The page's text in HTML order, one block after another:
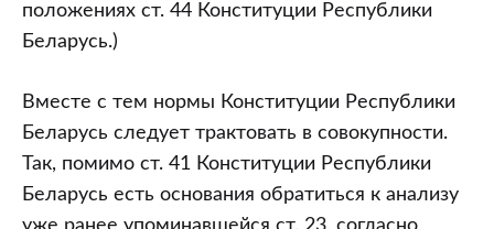
положениях ст. 44 Конституции Республики
Беларусь.)
Вместе с тем нормы Конституции Республики
Беларусь следует трактовать в совокупности.
Так, помимо ст. 41 Конституции Республики
Беларусь есть основания обратиться к анализу